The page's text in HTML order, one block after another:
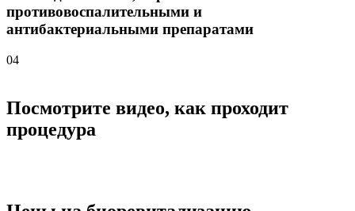
противовоспалительными и
антибактериальными препаратами
04
Посмотрите видео, как проходит
процедура